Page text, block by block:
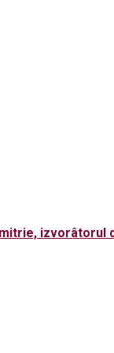
izvorâtorul